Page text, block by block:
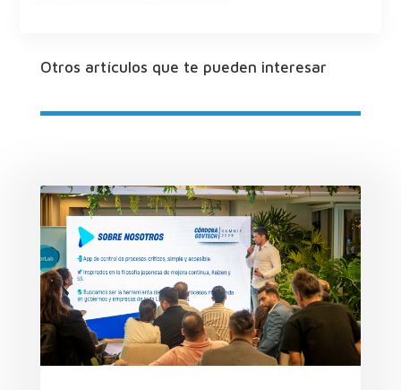
Otros artículos que te pueden interesar